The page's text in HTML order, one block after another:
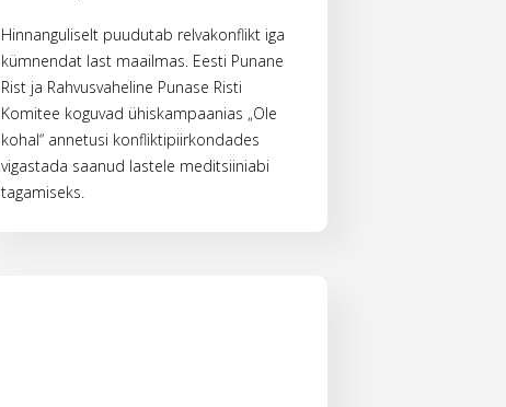
Hinnanguliselt puudutab relvakonflikt iga
kümnendat last maailmas. Eesti Punane
Rist ja Rahvusvaheline Punase Risti
Komitee koguvad ühiskampaanias „Ole
kohal“ annetusi konfliktipiirkondades
vigastada saanud lastele meditsiiniabi
tagamiseks.